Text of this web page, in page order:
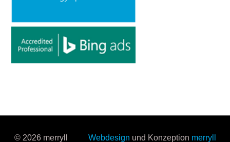
© 2026 merryll Webdesign und Konzeption merryll